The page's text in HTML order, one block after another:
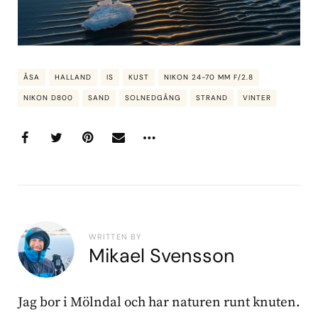
ÅSA HALLAND IS KUST NIKON 24-70 MM F/2.8
NIKON D800 SAND SOLNEDGÅNG STRAND VINTER
WRITTEN BY
Mikael Svensson
Jag bor i Mölndal och har naturen runt knuten.